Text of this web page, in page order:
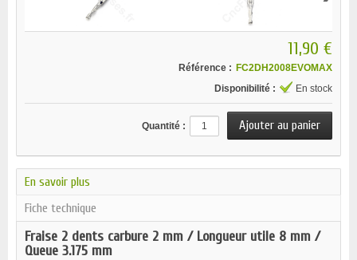
11,90 €
Référence : FC2DH2008EVOMAX
Disponibilité :
En stock
Quantité :
En savoir plus
Fiche technique
Fraise 2 dents carbure 2 mm / Longueur utile 8 mm /
Queue 3.175 mm